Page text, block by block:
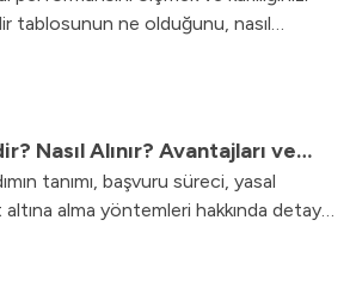
tablosunun ne olduğunu, nasıl
hesap kalemlerini detaylarıyla öğrenin.
Nasıl Alınır? Avantajları ve
tanımı, başvuru süreci, yasal
altına alma yöntemleri hakkında detaylı